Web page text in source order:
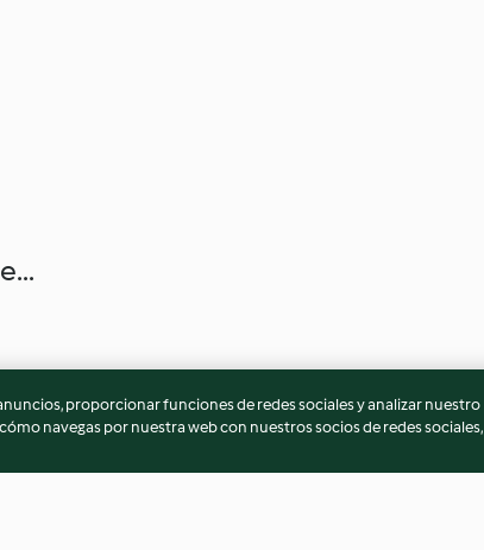
proporcionar funciones de redes sociales y analizar nuestro
navegas por nuestra web con nuestros socios de redes sociales,